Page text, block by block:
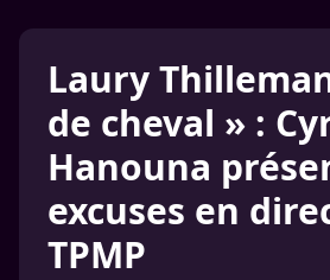
Laury
de cheval » :
Hanouna
excuses en
TPMP